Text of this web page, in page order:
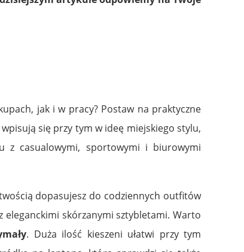
jak i w pracy? Postaw na praktyczne
się przy tym w ideę miejskiego stylu,
z casualowymi, sportowymi i biurowymi
dopasujesz do codziennych outfitów
eleganckimi skórzanymi sztybletami. Warto
. Duża ilość kieszeni ułatwi przy tym